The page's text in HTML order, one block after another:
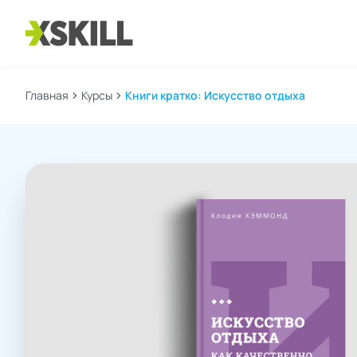
Главная chevron_right Курсы chevron_right Книги кратко: Искусство отдыха